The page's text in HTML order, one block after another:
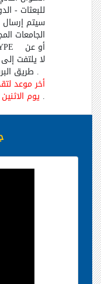
للبعثات -
سيتم إرسال
الجامعات
أو عن
لا يلتفت
طريق .
أخر موعد
يوم الاثنين .